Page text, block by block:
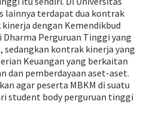
lainnya terdapat dua kontrak
dengan Kemendikbud
Perguruan Tinggi yang
sedangkan kontrak kinerja yang
Keuangan yang berkaitan
dan pemberdayaan aset-aset.
agar peserta MBKM di suatu
student body perguruan tinggi